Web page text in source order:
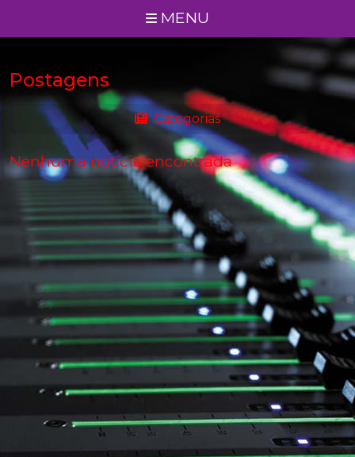
MENU
Postagens
Categorias
Nenhuma notícia encontrada